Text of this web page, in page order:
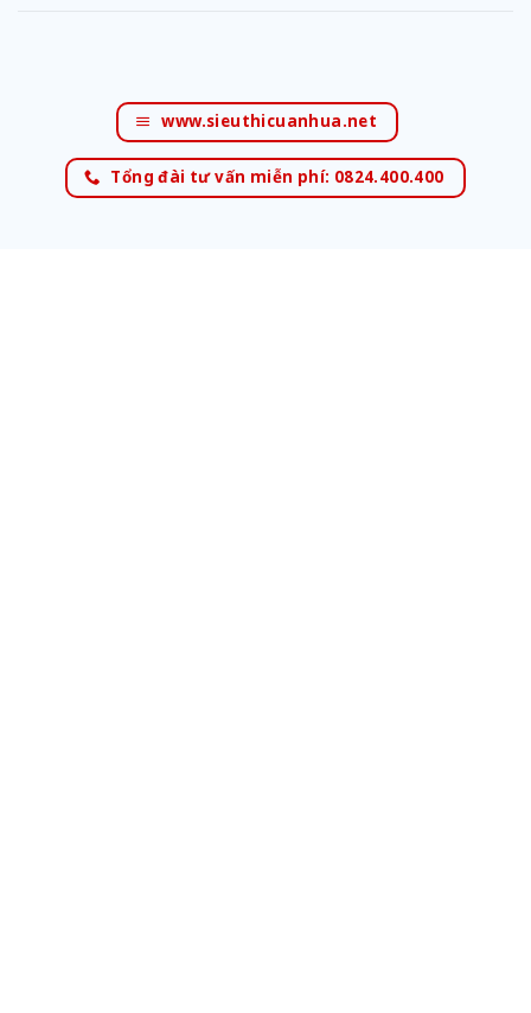
www.sieuthicuanhua.net
Tổng đài tư vấn miễn phí: 0824.400.400